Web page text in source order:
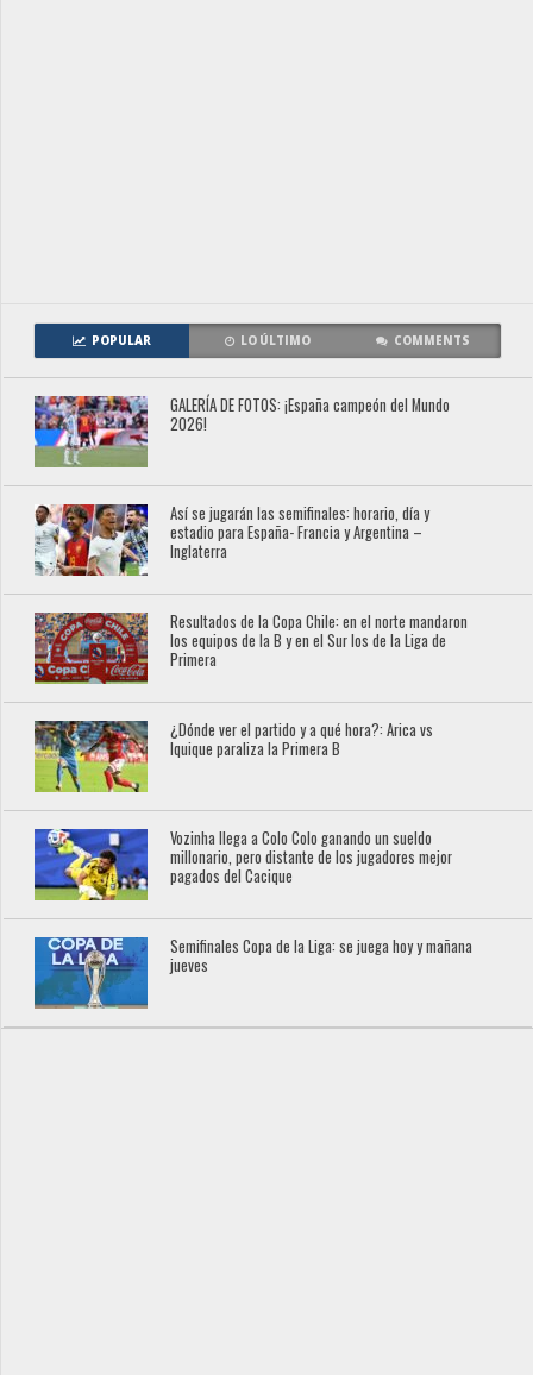
POPULAR LO ÚLTIMO COMMENTS
GALERÍA DE FOTOS: ¡España campeón del Mundo
2026!
Así se jugarán las semifinales: horario, día y
estadio para España- Francia y Argentina –
Inglaterra
Resultados de la Copa Chile: en el norte mandaron
los equipos de la B y en el Sur los de la Liga de
Primera
¿Dónde ver el partido y a qué hora?: Arica vs
Iquique paraliza la Primera B
Vozinha llega a Colo Colo ganando un sueldo
millonario, pero distante de los jugadores mejor
pagados del Cacique
Semifinales Copa de la Liga: se juega hoy y mañana
jueves